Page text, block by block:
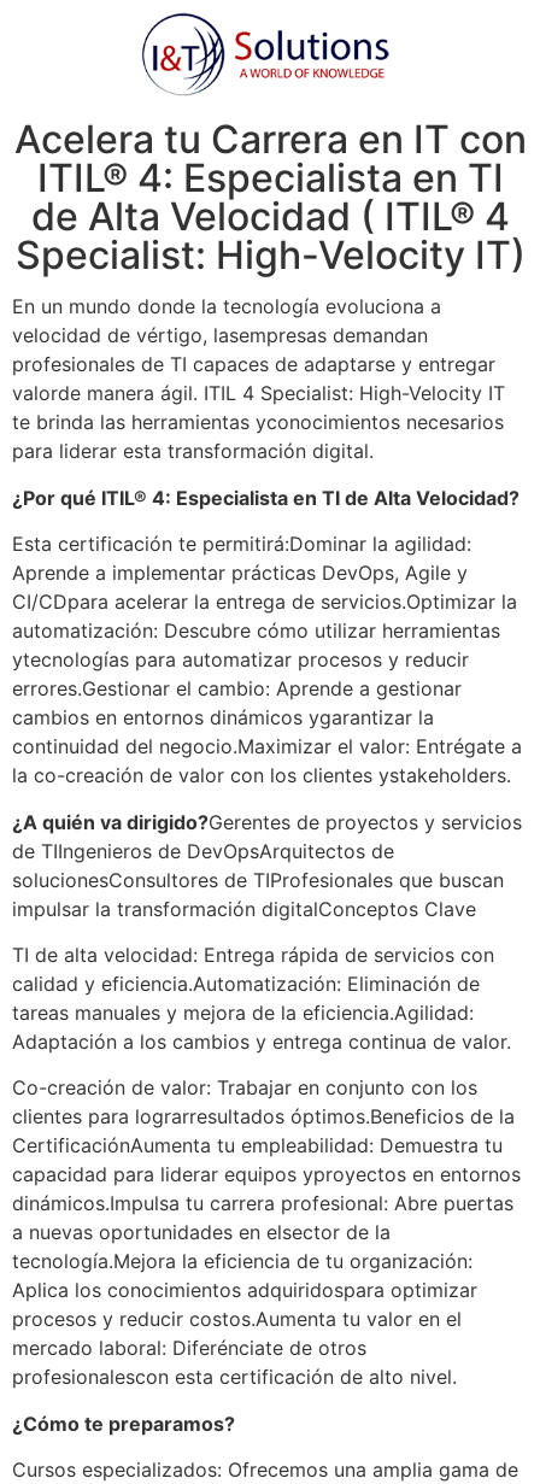
Acelera tu Carrera en IT con
ITIL® 4: Especialista en TI
de Alta Velocidad ( ITIL® 4
Specialist: High-Velocity IT)
En un mundo donde la tecnología evoluciona a
velocidad de vértigo, lasempresas demandan
profesionales de TI capaces de adaptarse y entregar
valorde manera ágil. ITIL 4 Specialist: High-Velocity IT
te brinda las herramientas yconocimientos necesarios
para liderar esta transformación digital.
¿Por qué ITIL® 4: Especialista en TI de Alta Velocidad?
Esta certificación te permitirá:Dominar la agilidad:
Aprende a implementar prácticas DevOps, Agile y
CI/CDpara acelerar la entrega de servicios.Optimizar la
automatización: Descubre cómo utilizar herramientas
ytecnologías para automatizar procesos y reducir
errores.Gestionar el cambio: Aprende a gestionar
cambios en entornos dinámicos ygarantizar la
continuidad del negocio.Maximizar el valor: Entrégate a
la co-creación de valor con los clientes ystakeholders.
¿A quién va dirigido?Gerentes de proyectos y servicios
de TIIngenieros de DevOpsArquitectos de
solucionesConsultores de TIProfesionales que buscan
impulsar la transformación digitalConceptos Clave
TI de alta velocidad: Entrega rápida de servicios con
calidad y eficiencia.Automatización: Eliminación de
tareas manuales y mejora de la eficiencia.Agilidad:
Adaptación a los cambios y entrega continua de valor.
Co-creación de valor: Trabajar en conjunto con los
clientes para lograrresultados óptimos.Beneficios de la
CertificaciónAumenta tu empleabilidad: Demuestra tu
capacidad para liderar equipos yproyectos en entornos
dinámicos.Impulsa tu carrera profesional: Abre puertas
a nuevas oportunidades en elsector de la
tecnología.Mejora la eficiencia de tu organización:
Aplica los conocimientos adquiridospara optimizar
procesos y reducir costos.Aumenta tu valor en el
mercado laboral: Diferénciate de otros
profesionalescon esta certificación de alto nivel.
¿Cómo te preparamos?
Cursos especializados: Ofrecemos una amplia gama de